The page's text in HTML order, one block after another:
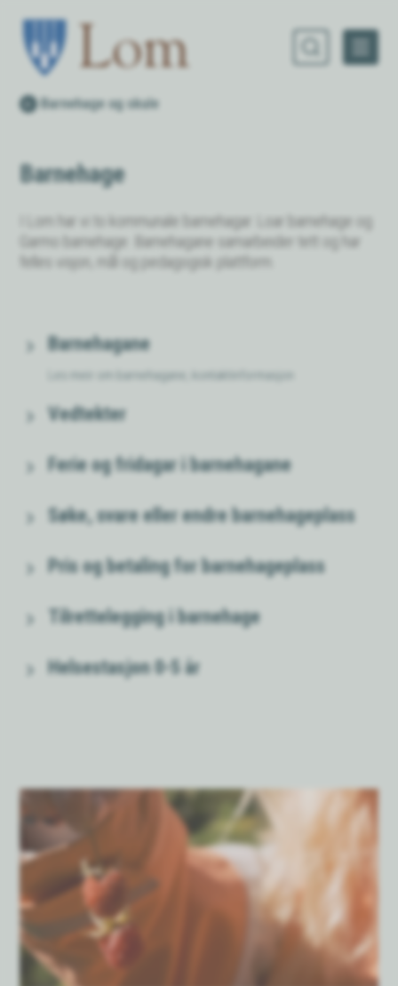
Du er her:
Barnehage og skule
Barnehage
I Lom har vi to kommunale barnehagar: Loar barnehage og
Garmo barnehage. Barnehagane samarbeider tett og har
felles visjon, mål og pedagogisk plattform.
Barnehagane
Les meir om barnehagane, kontaktinformasjon
Vedtekter
Ferie og fridagar i barnehagane
Søke, svare eller endre barnehageplass
Pris og betaling for barnehageplass
Tilrettelegging i barnehage
Helsestasjon 0-5 år